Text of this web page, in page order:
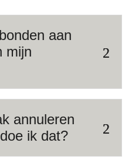
aan
mijn
annuleren
ik dat?